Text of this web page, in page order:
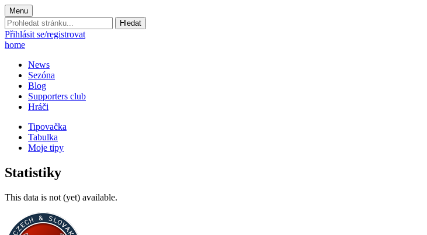
Menu
Prohledat
stránku:
Přihlásit se/registrovat
home
News
Sezóna
Blog
Supporters club
Hráči
Tipovačka
Tabulka
Moje tipy
Statistiky
This data is not (yet) available.